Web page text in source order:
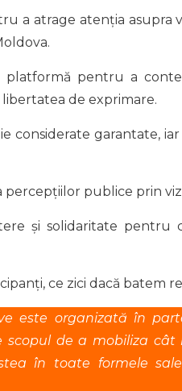
a atrage atenția asupra
platformă pentru a
de exprimare.
considerate garantate,
percepțiilor publice prin
și solidaritate pentru
ce zici dacă batem
este organizată în
scopul de a mobiliza
în toate formele